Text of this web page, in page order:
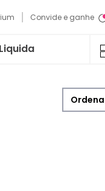
Convide e ganhe
Liquida